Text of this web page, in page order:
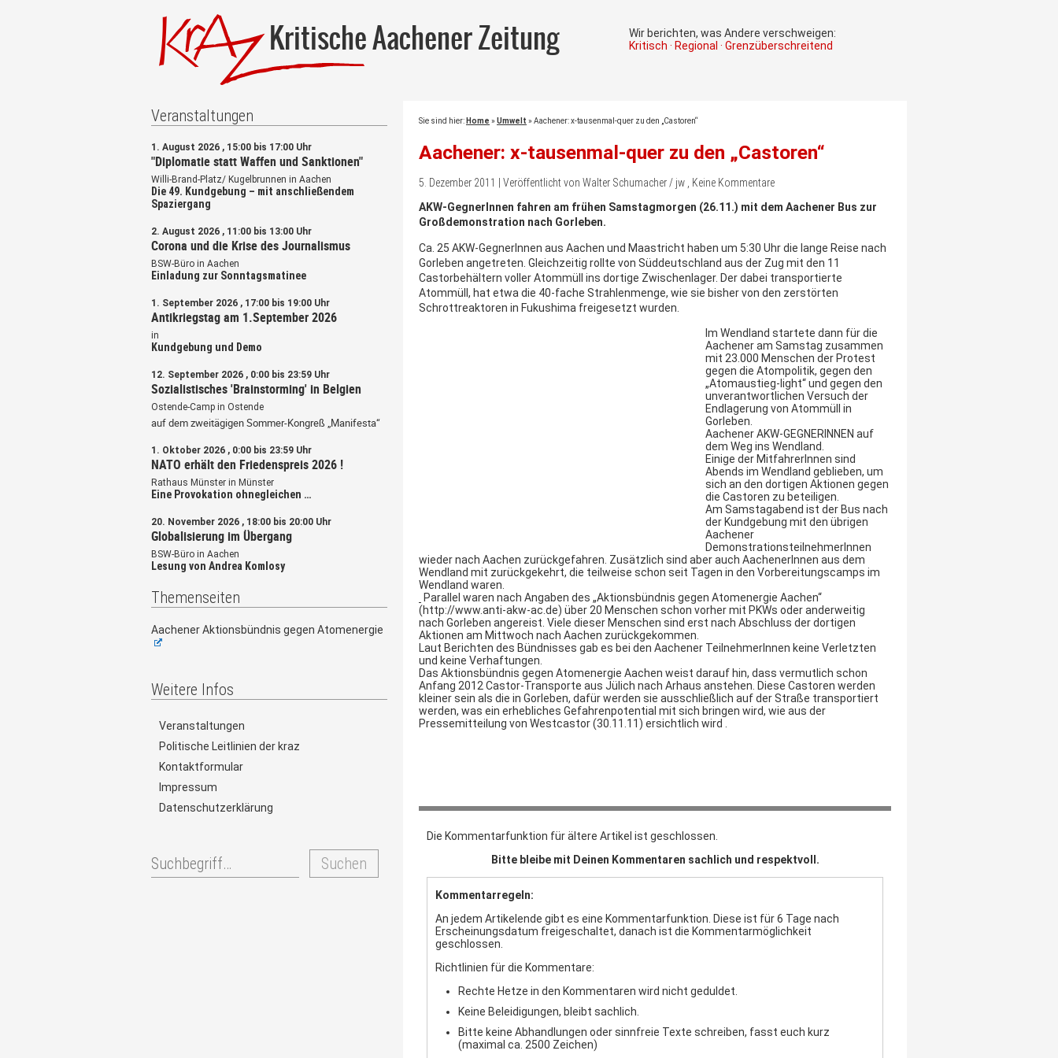
Kritische Aachener Zeitung
Wir berichten, was Andere verschweigen:
Kritisch · Regional · Grenzüberschreitend
Sie sind hier: Home » Umwelt » Aachener: x-tausenmal-quer zu den „Castoren“
Aachener: x-tausenmal-quer zu den „Castoren“
5. Dezember 2011 | Veröffentlicht von Walter Schumacher / jw , Keine Kommentare
AKW-GegnerInnen fahren am frühen Samstagmorgen (26.11.) mit dem Aachener Bus zur
Großdemonstration nach Gorleben.
Ca. 25 AKW-GegnerInnen aus Aachen und Maastricht haben um 5:30 Uhr die lange Reise nach
Gorleben angetreten. Gleichzeitig rollte von Süddeutschland aus der Zug mit den 11
Castorbehältern voller Atommüll ins dortige Zwischenlager. Der dabei transportierte
Atommüll, hat etwa die 40-fache Strahlenmenge, wie sie bisher von den zerstörten
Schrottreaktoren in Fukushima freigesetzt wurden.
Im Wendland startete dann für die
Aachener am Samstag zusammen
mit 23.000 Menschen der Protest
gegen die Atompolitik, gegen den
„Atomaustieg-light“ und gegen den
unverantwortlichen Versuch der
Endlagerung von Atommüll in
Gorleben.
Aachener AKW-GEGNERINNEN auf
dem Weg ins Wendland.
Einige der MitfahrerInnen sind
Abends im Wendland geblieben, um
sich an den dortigen Aktionen gegen
die Castoren zu beteiligen.
Am Samstagabend ist der Bus nach
der Kundgebung mit den übrigen
Aachener
DemonstrationsteilnehmerInnen
wieder nach Aachen zurückgefahren. Zusätzlich sind aber auch AachenerInnen aus dem
Wendland mit zurückgekehrt, die teilweise schon seit Tagen in den Vorbereitungscamps im
Wendland waren.
Parallel waren nach Angaben des „Aktionsbündnis gegen Atomenergie Aachen“
(http://www.anti-akw-ac.de) über 20 Menschen schon vorher mit PKWs oder anderweitig
nach Gorleben angereist. Viele dieser Menschen sind erst nach Abschluss der dortigen
Aktionen am Mittwoch nach Aachen zurückgekommen.
Laut Berichten des Bündnisses gab es bei den Aachener TeilnehmerInnen keine Verletzten
und keine Verhaftungen.
Das Aktionsbündnis gegen Atomenergie Aachen weist darauf hin, dass vermutlich schon
Anfang 2012 Castor-Transporte aus Jülich nach Arhaus anstehen. Diese Castoren werden
kleiner sein als die in Gorleben, dafür werden sie ausschließlich auf der Straße transportiert
werden, was ein erhebliches Gefahrenpotential mit sich bringen wird, wie aus der
Pressemitteilung von Westcastor (30.11.11) ersichtlich wird .
Die Kommentarfunktion für ältere Artikel ist geschlossen.
Bitte bleibe mit Deinen Kommentaren sachlich und respektvoll.
Kommentarregeln:
An jedem Artikelende gibt es eine Kommentarfunktion. Diese ist für 6 Tage nach
Erscheinungsdatum freigeschaltet, danach ist die Kommentarmöglichkeit
geschlossen.
Richtlinien für die Kommentare:
Rechte Hetze in den Kommentaren wird nicht geduldet.
Keine Beleidigungen, bleibt sachlich.
Bitte keine Abhandlungen oder sinnfreie Texte schreiben, fasst euch kurz
(maximal ca. 2500 Zeichen)
Veranstaltungen
1. August 2026 , 15:00 bis 17:00 Uhr
"Diplomatie statt Waffen und Sanktionen"
Willi-Brand-Platz/ Kugelbrunnen in Aachen
Die 49. Kundgebung – mit anschließendem
Spaziergang
2. August 2026 , 11:00 bis 13:00 Uhr
Corona und die Krise des Journalismus
BSW-Büro in Aachen
Einladung zur Sonntagsmatinee
1. September 2026 , 17:00 bis 19:00 Uhr
Antikriegstag am 1.September 2026
in
Kundgebung und Demo
12. September 2026 , 0:00 bis 23:59 Uhr
Sozialistisches 'Brainstorming' in Belgien
Ostende-Camp in Ostende
auf dem zweitägigen Sommer-Kongreß „Manifesta“
1. Oktober 2026 , 0:00 bis 23:59 Uhr
NATO erhält den Friedenspreis 2026 !
Rathaus Münster in Münster
Eine Provokation ohnegleichen …
20. November 2026 , 18:00 bis 20:00 Uhr
Globalisierung im Übergang
BSW-Büro in Aachen
Lesung von Andrea Komlosy
Themenseiten
Aachener Aktionsbündnis gegen Atomenergie
Weitere Infos
Veranstaltungen
Politische Leitlinien der kraz
Kontaktformular
Impressum
Datenschutzerklärung
Suchen